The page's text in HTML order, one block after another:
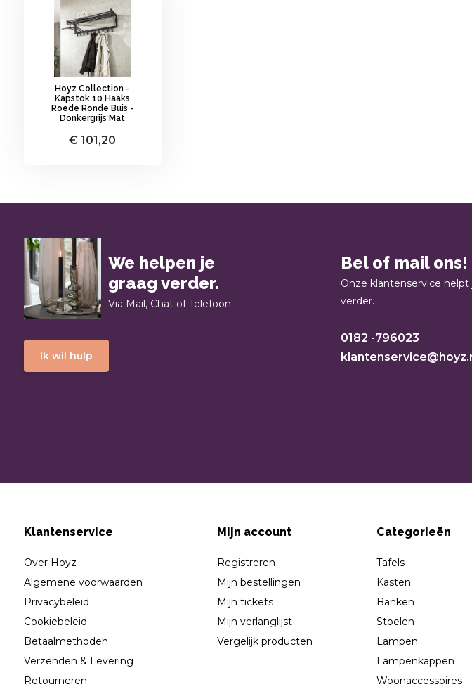
Hoyz Collection -
Kapstok 10 Haaks
Roede Ronde Buis -
Donkergrijs Mat
€ 101,20
We helpen je
graag verder.
Via Mail, Chat of Telefoon.
Ik wil hulp
Bel of mail ons!
Onze klantenservice helpt
verder.
0182 -796023
Klantenservice
Over Hoyz
Algemene voorwaarden
Privacybeleid
Cookiebeleid
Betaalmethoden
Verzenden & Levering
Retourneren
Mijn account
Registreren
Mijn bestellingen
Mijn tickets
Mijn verlanglijst
Vergelijk producten
Categorieën
Tafels
Kasten
Banken
Stoelen
Lampen
Lampenkappen
Woonaccessoires